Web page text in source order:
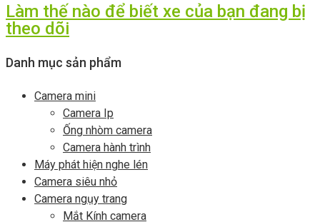
Làm thế nào để biết xe của bạn đang bị
theo dõi
Danh mục sản phẩm
Camera mini
Camera Ip
Ống nhòm camera
Camera hành trình
Máy phát hiện nghe lén
Camera siêu nhỏ
Camera ngụy trang
Mắt Kính camera